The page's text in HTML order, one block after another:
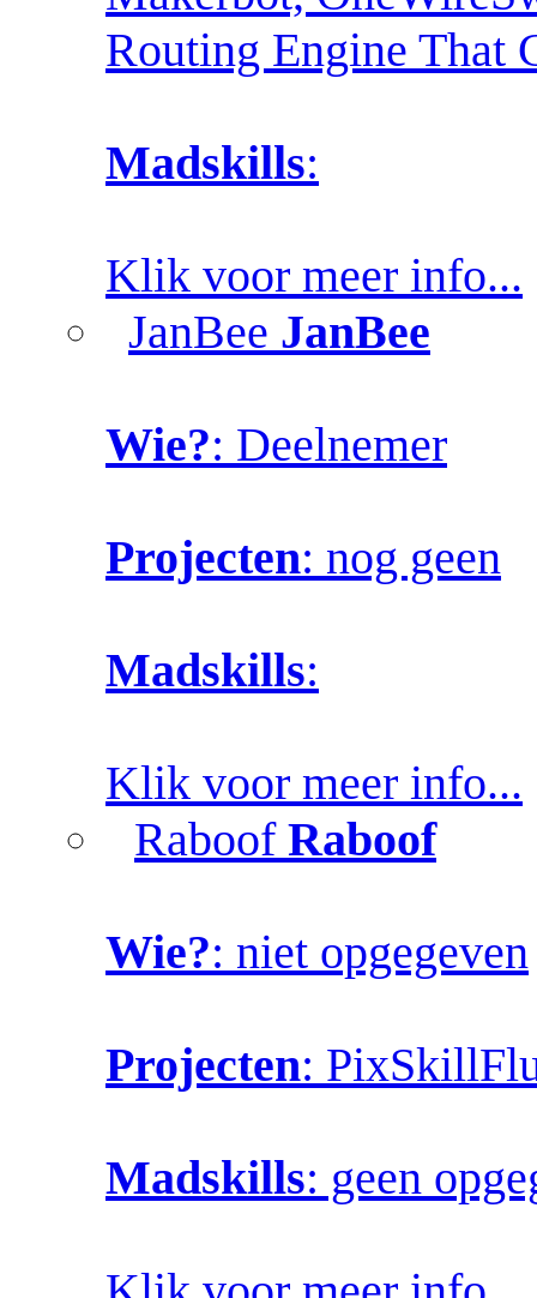
Routing Engine That
Madskills:
Klik voor meer info...
JanBee JanBee
Wie?: Deelnemer
Projecten: nog geen
Madskills:
Klik voor meer info...
Raboof Raboof
Wie?: niet opgegeven
Projecten:
Madskills: geen